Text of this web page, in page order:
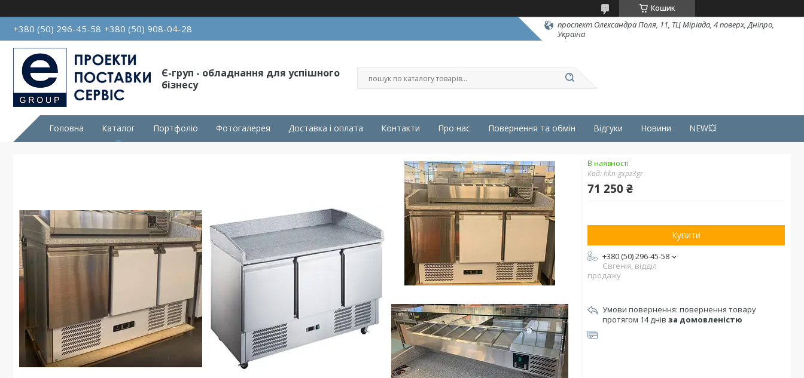
Кошик
+380 (50) 296-45-58 +380 (50) 908-04-28
проспект Олександра Поля, 11, ТЦ Міріада, 4 поверх, Дніпро,
Україна
Є-груп - обладнання для успішного
бізнесу
Головна Каталог Портфоліо Фотогалерея Доставка і оплата Контакти Про нас Повернення та обмін Відгуки Новини NEW💥
В наявності
Код:hkn-gxpz3gr
71 250 ₴
Купити
+380 (50) 296-45-58
Євгенія, відділ
продажу
повернення товару
протягом 14 днів за домовленістю